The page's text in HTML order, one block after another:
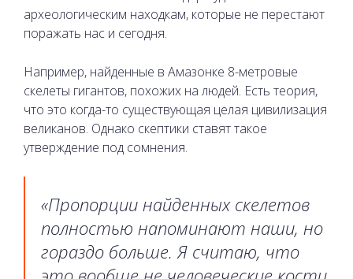
археологическим находкам, которые не перестают
поражать нас и сегодня.
Например, найденные в Амазонке 8-метровые
скелеты гигантов, похожих на людей. Есть теория,
что это когда-то существующая целая цивилизация
великанов. Однако скептики ставят такое
утверждение под сомнения.
«Пропорции найденных скелетов
полностью напоминают наши, но
гораздо больше. Я считаю, что